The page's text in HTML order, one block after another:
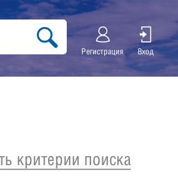
Регистрация Вход
критерии поиска